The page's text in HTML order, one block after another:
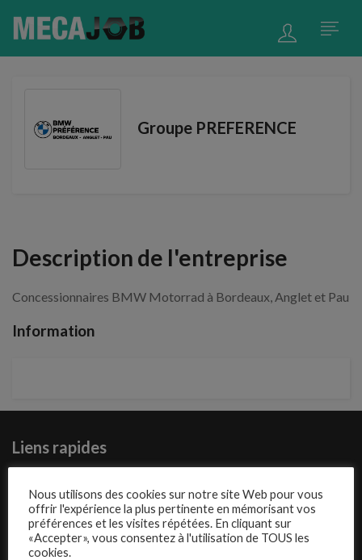
Groupe PREFERENCE
Description de l'entreprise
Concessionnaires BMW Motorrad à Bordeaux, Anglet et Pau
Information
Liens rapides
Présentation de Mecajob
Publier une annonce
Offres d’emploi
Nous utilisons des cookies sur notre site Web pour vous
offrir l'expérience la plus pertinente en mémorisant vos
préférences et les visites répétées. En cliquant sur
«Accepter», vous consentez à l'utilisation de TOUS les
cookies.